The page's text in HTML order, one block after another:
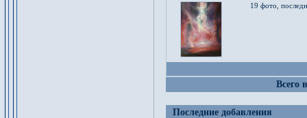
19 фото,
Всего
Последние добавления